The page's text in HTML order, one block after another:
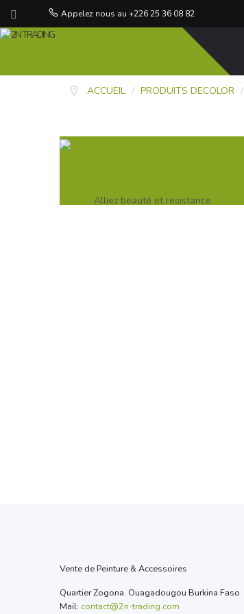
Appelez nous au +226 25 36 08 82
ACCUEIL / PRODUITS DECOLOR /
Alliez beauté et resistance
Vente de Peinture & Accessoires
Quartier Zogona. Ouagadougou Burkina Faso
Mail: contact@2n-trading.com